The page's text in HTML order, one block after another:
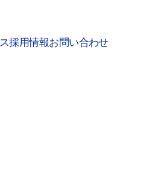
採用情報お問い合わせ